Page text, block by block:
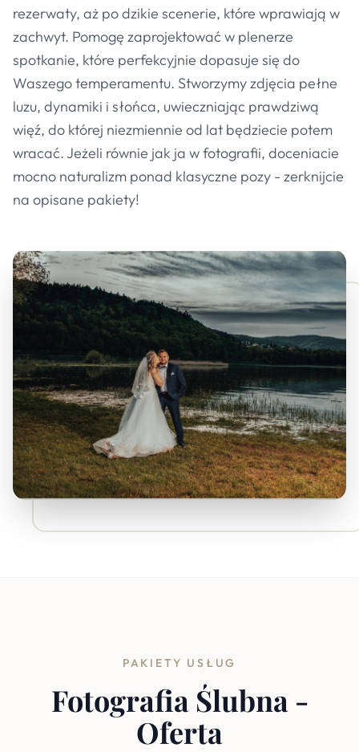
rezerwaty, aż po dzikie scenerie, które wprawiają w
zachwyt. Pomogę zaprojektować w plenerze
spotkanie, które perfekcyjnie dopasuje się do
Waszego temperamentu. Stworzymy zdjęcia pełne
luzu, dynamiki i słońca, uwieczniając prawdziwą
więź, do której niezmiennie od lat będziecie potem
wracać. Jeżeli równie jak ja w fotografii, doceniacie
mocno naturalizm ponad klasyczne pozy - zerknijcie
na opisane pakiety!
PAKIETY USŁUG
Fotografia Ślubna -
Oferta